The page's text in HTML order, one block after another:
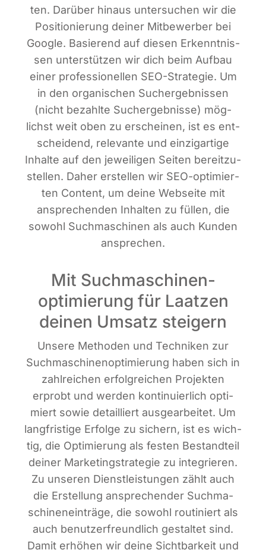
ten. Dar­über hin­aus unter­su­chen wir die
Posi­tio­nie­rung dei­ner Mit­be­wer­ber bei
Goog­le. Basie­rend auf die­sen Erkennt­nis­
sen unter­stüt­zen wir dich beim Auf­bau
einer pro­fes­sio­nel­len SEO-Stra­te­gie. Um
in den orga­ni­schen Such­ergeb­nis­sen
(nicht bezahl­te Such­ergeb­nis­se) mög­
lichst weit oben zu erschei­nen, ist es ent­
schei­dend, rele­van­te und ein­zig­ar­ti­ge
Inhal­te auf den jewei­li­gen Sei­ten bereit­zu­
stel­len. Daher erstel­len wir SEO-opti­mier­
ten Con­tent, um dei­ne Web­sei­te mit
anspre­chen­den Inhal­ten zu fül­len, die
sowohl Such­ma­schi­nen als auch Kun­den
ansprechen.
Mit Suchmaschinen­
optimierung für Laatzen
deinen Umsatz steigern
Unse­re Metho­den und Tech­ni­ken zur
Such­ma­schi­nen­op­ti­mie­rung haben sich in
zahl­rei­chen erfolg­rei­chen Pro­jek­ten
erprobt und wer­den kon­ti­nu­ier­lich opti­
miert sowie detail­liert aus­ge­ar­bei­tet. Um
lang­fris­ti­ge Erfol­ge zu sichern, ist es wich­
tig, die Opti­mie­rung als fes­ten Bestand­teil
dei­ner Mar­ke­ting­stra­te­gie zu inte­grie­ren.
Zu unse­ren Dienst­leis­tun­gen zählt auch
die Erstel­lung anspre­chen­der Such­ma­
schi­nen­ein­trä­ge, die sowohl rou­ti­niert als
auch benut­zer­freund­lich gestal­tet sind.
Damit erhö­hen wir dei­ne Sicht­bar­keit und